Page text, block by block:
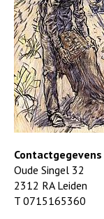
Contactgegevens
Oude Singel 32
2312 RA Leiden
T 0715165360